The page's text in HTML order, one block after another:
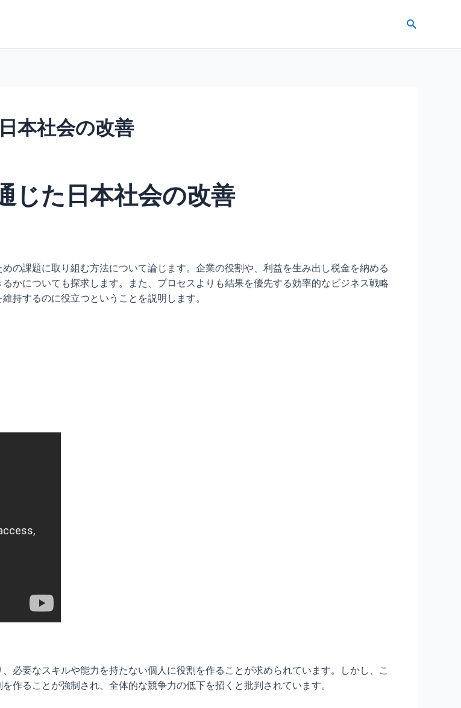
検
本社会の改善
じた日本社会の改善
の課題に取り組む方法について論じます。企業の役割や、利益を生み出し税金を納める
かについても探求します。また、プロセスよりも結果を優先する効率的なビジネス戦略
持するのに役立つということを説明します。
必要なスキルや能力を持たない個人に役割を作ることが求められています。しかし、こ
作ることが強制され、全体的な競争力の低下を招くと批判されています。